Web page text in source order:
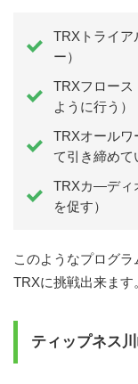
TRXトライア
ー）
TRXフロース
ように行う）
TRXオールワ
て引き締めて
TRXカ―ディ
を促す）
このようなプログ
TRXに挑戦出来ます
ティップネス